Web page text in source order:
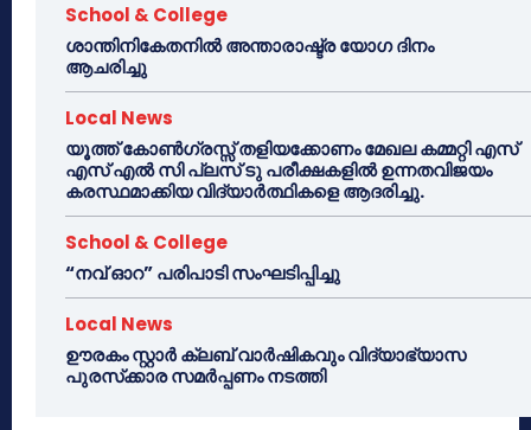
School & College
ശാന്തിനികേതനിൽ അന്താരാഷ്ട്ര യോഗ ദിനം
ആചരിച്ചു
Local News
യൂത്ത് കോൺഗ്രസ്സ് തളിയക്കോണം മേഖല കമ്മറ്റി എസ്
എസ് എൽ സി പ്ലസ് ടു പരീക്ഷകളിൽ ഉന്നതവിജയം
കരസ്ഥമാക്കിയ വിദ്യാർത്ഥികളെ ആദരിച്ചു.
School & College
“നവ് ഓറ” പരിപാടി സംഘടിപ്പിച്ചു
Local News
ഊരകം സ്റ്റാർ ക്ലബ് വാർഷികവും വിദ്യാഭ്യാസ
പുരസ്‌ക്കാര സമർപ്പണം നടത്തി